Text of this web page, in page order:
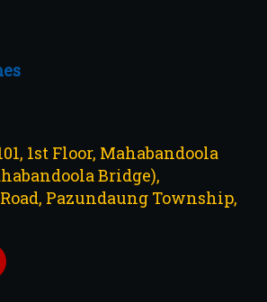
1st Floor, Mahabandoola
Bridge),
Pazundaung Township,